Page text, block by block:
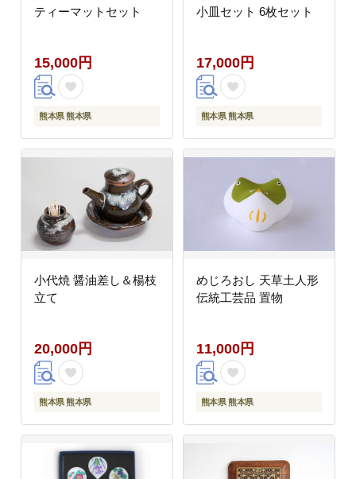
ティーマットセット
15,000円
熊本県 熊本県
小皿セット 6枚セット
17,000円
熊本県 熊本県
小代焼 醤油差し＆楊枝
立て
20,000円
熊本県 熊本県
めじろおし 天草土人形
伝統工芸品 置物
11,000円
熊本県 熊本県